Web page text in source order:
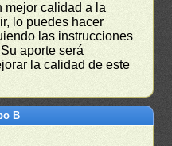
mejor calidad a la
lo puedes hacer
las instrucciones
aporte será
la calidad de este
B